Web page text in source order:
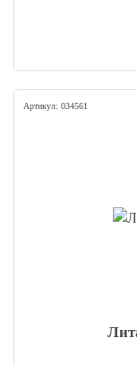
Артикул: 034561